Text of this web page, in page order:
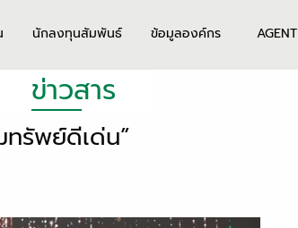
นักลงทุนสัมพันธ์ ข้อมูลองค์กร AGENT
ข่าวสาร
ทรัพย์ดีเด่น”